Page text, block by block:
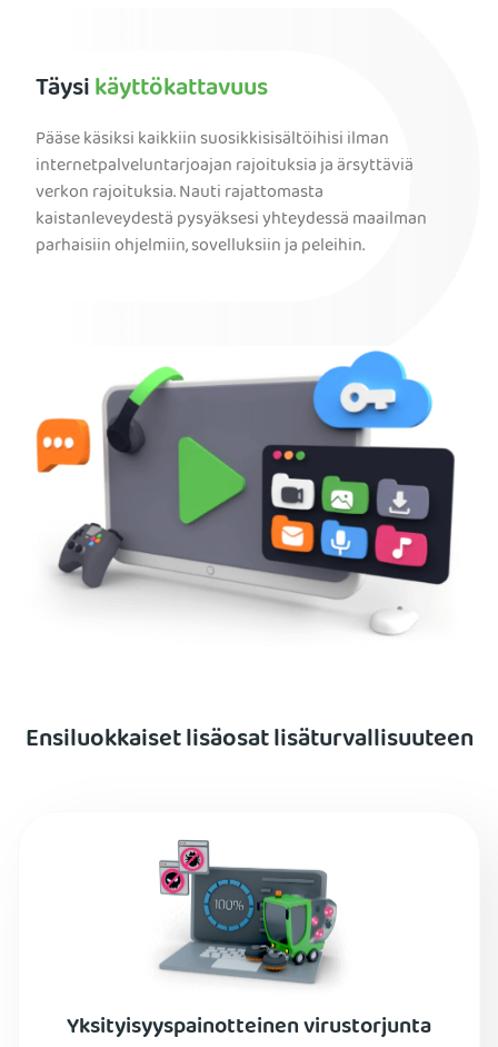
Täysikäyttökattavuus
Pääse käsiksi kaikkiin suosikkisisältöihisi ilman
internetpalveluntarjoajan rajoituksia ja ärsyttäviä
verkon rajoituksia. Nauti rajattomasta
kaistanleveydestä pysyäksesi yhteydessä maailman
parhaisiin ohjelmiin, sovelluksiin ja peleihin.
Ensiluokkaiset lisäosat lisäturvallisuuteen
Yksityisyyspainotteinen virustorjunta